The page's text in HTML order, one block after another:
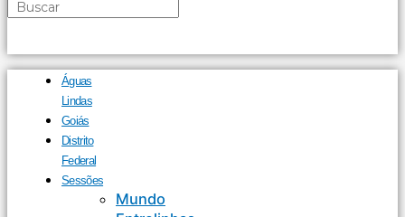
Águas
Lindas
Goiás
Distrito
Federal
Sessões
Mundo